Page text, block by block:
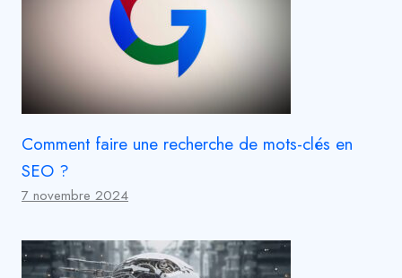
Comment faire une recherche de mots-clés en
SEO ?
7 novembre 2024